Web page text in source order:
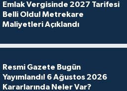
Emlak Vergisinde 2027 Tarifesi
Belli Oldu! Metrekare
Maliyetleri Açıklandı
Resmi Gazete Bugün
Yayımlandı! 6 Ağustos 2026
Kararlarında Neler Var?